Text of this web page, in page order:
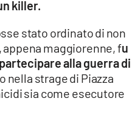
killer.
stato ordinato di non
maggiorenne, fu
alla guerra di
nella strage di Piazza
sia come esecutore